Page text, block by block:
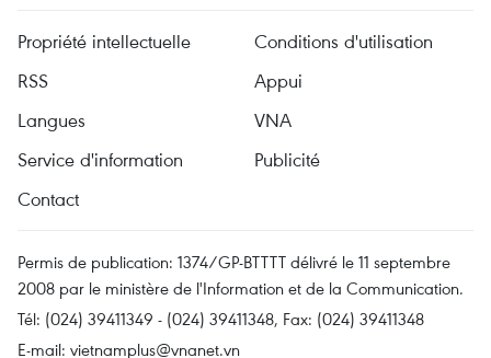
Propriété intellectuelle
Conditions d'utilisation
RSS
Appui
Langues
VNA
Service d'information
Publicité
Contact
Permis de publication: 1374/GP-BTTTT délivré le 11 septembre
2008 par le ministère de l'Information et de la Communication.
Tél: (024) 39411349 - (024) 39411348, Fax: (024) 39411348
E-mail: vietnamplus@vnanet.vn